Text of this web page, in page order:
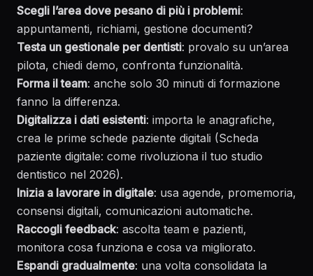
Scegli l’area dove pesano di più i problemi:
appuntamenti, richiami, gestione documenti?
Testa un gestionale per dentisti: provalo su un’area
pilota, chiedi demo, confronta funzionalità.
Forma il team: anche solo 30 minuti di formazione
fanno la differenza.
Digitalizza i dati esistenti: importa le anagrafiche,
crea le prime schede paziente digitali (Scheda
paziente digitale: come rivoluziona il tuo studio
dentistico nel 2026).
Inizia a lavorare in digitale: usa agende, promemoria,
consensi digitali, comunicazioni automatiche.
Raccogli feedback: ascolta team e pazienti,
monitora cosa funziona e cosa va migliorato.
Espandi gradualmente: una volta consolidata la